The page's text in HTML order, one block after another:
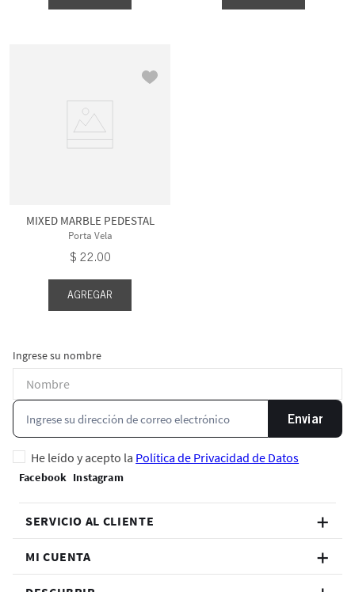
MIXED MARBLE PEDESTAL
Porta Vela
$ 22.00
AGREGAR
Ingrese su nombre
Enviar
He leído y acepto la Política de Privacidad de Datos
SERVICIO AL CLIENTE
MI CUENTA